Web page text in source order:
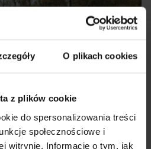
O plikach cookies
z plików cookie
do spersonalizowania treści
społecznościowe i
witrynie. Informacje o tym, jak